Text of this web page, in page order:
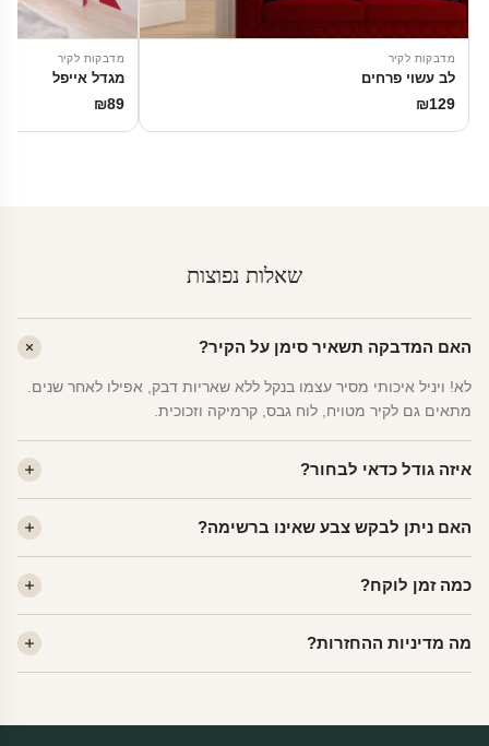
מדבקות לקיר
לב עשוי פרחים
₪129
מדבקות לקיר
מגדל אייפל
₪89
שאלות נפוצות
האם המדבקה תשאיר סימן על הקיר?
לא! ויניל איכותי מסיר עצמו בנקל ללא שאריות דבק, אפילו לאחר שנים.
מתאים גם לקיר מטויח, לוח גבס, קרמיקה וזכוכית.
איזה גודל כדאי לבחור?
שינה של מבוגרים — L. לפינה קטנה — S.
האם ניתן לבקש צבע שאינו ברשימה?
הצבעים זמינים ללא תוספת מחיר.
כמה זמן לוקח?
14:00 — יצאו באותו יום.
מה מדיניות ההחזרות?